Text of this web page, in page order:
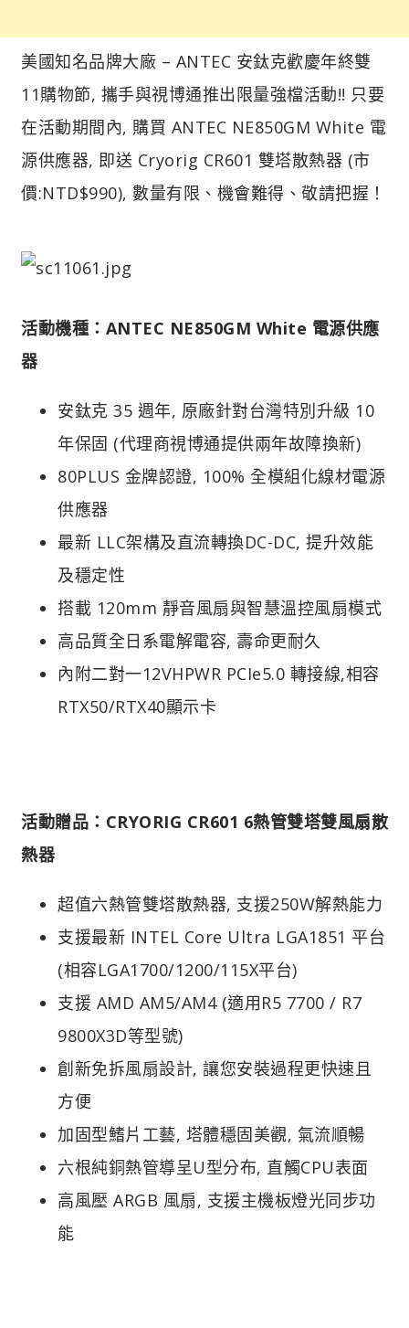
美國知名品牌大廠 – ANTEC 安鈦克歡慶年終雙
11購物節, 攜手與視博通推出限量強檔活動!! 只要
在活動期間內, 購買 ANTEC NE850GM White 電
源供應器, 即送 Cryorig CR601 雙塔散熱器 (市
價:NTD$990), 數量有限、機會難得、敬請把握！
活動機種：ANTEC NE850GM White 電源供應
器
安鈦克 35 週年, 原廠針對台灣特別升級 10
年保固 (代理商視博通提供兩年故障換新)
80PLUS 金牌認證, 100% 全模組化線材電源
供應器
最新 LLC架構及直流轉換DC-DC, 提升效能
及穩定性
搭載 120mm 靜音風扇與智慧溫控風扇模式
高品質全日系電解電容, 壽命更耐久
內附二對一12VHPWR PCIe5.0 轉接線,相容
RTX50/RTX40顯示卡
活動贈品：CRYORIG CR601 6熱管雙塔雙風扇散
熱器
超值六熱管雙塔散熱器, 支援250W解熱能力
支援最新 INTEL Core Ultra LGA1851 平台
(相容LGA1700/1200/115X平台)
支援 AMD AM5/AM4 (適用R5 7700 / R7
9800X3D等型號)
創新免拆風扇設計, 讓您安裝過程更快速且
方便
加固型鰭片工藝, 塔體穩固美觀, 氣流順暢
六根純銅熱管導呈U型分布, 直觸CPU表面
高風壓 ARGB 風扇, 支援主機板燈光同步功
能